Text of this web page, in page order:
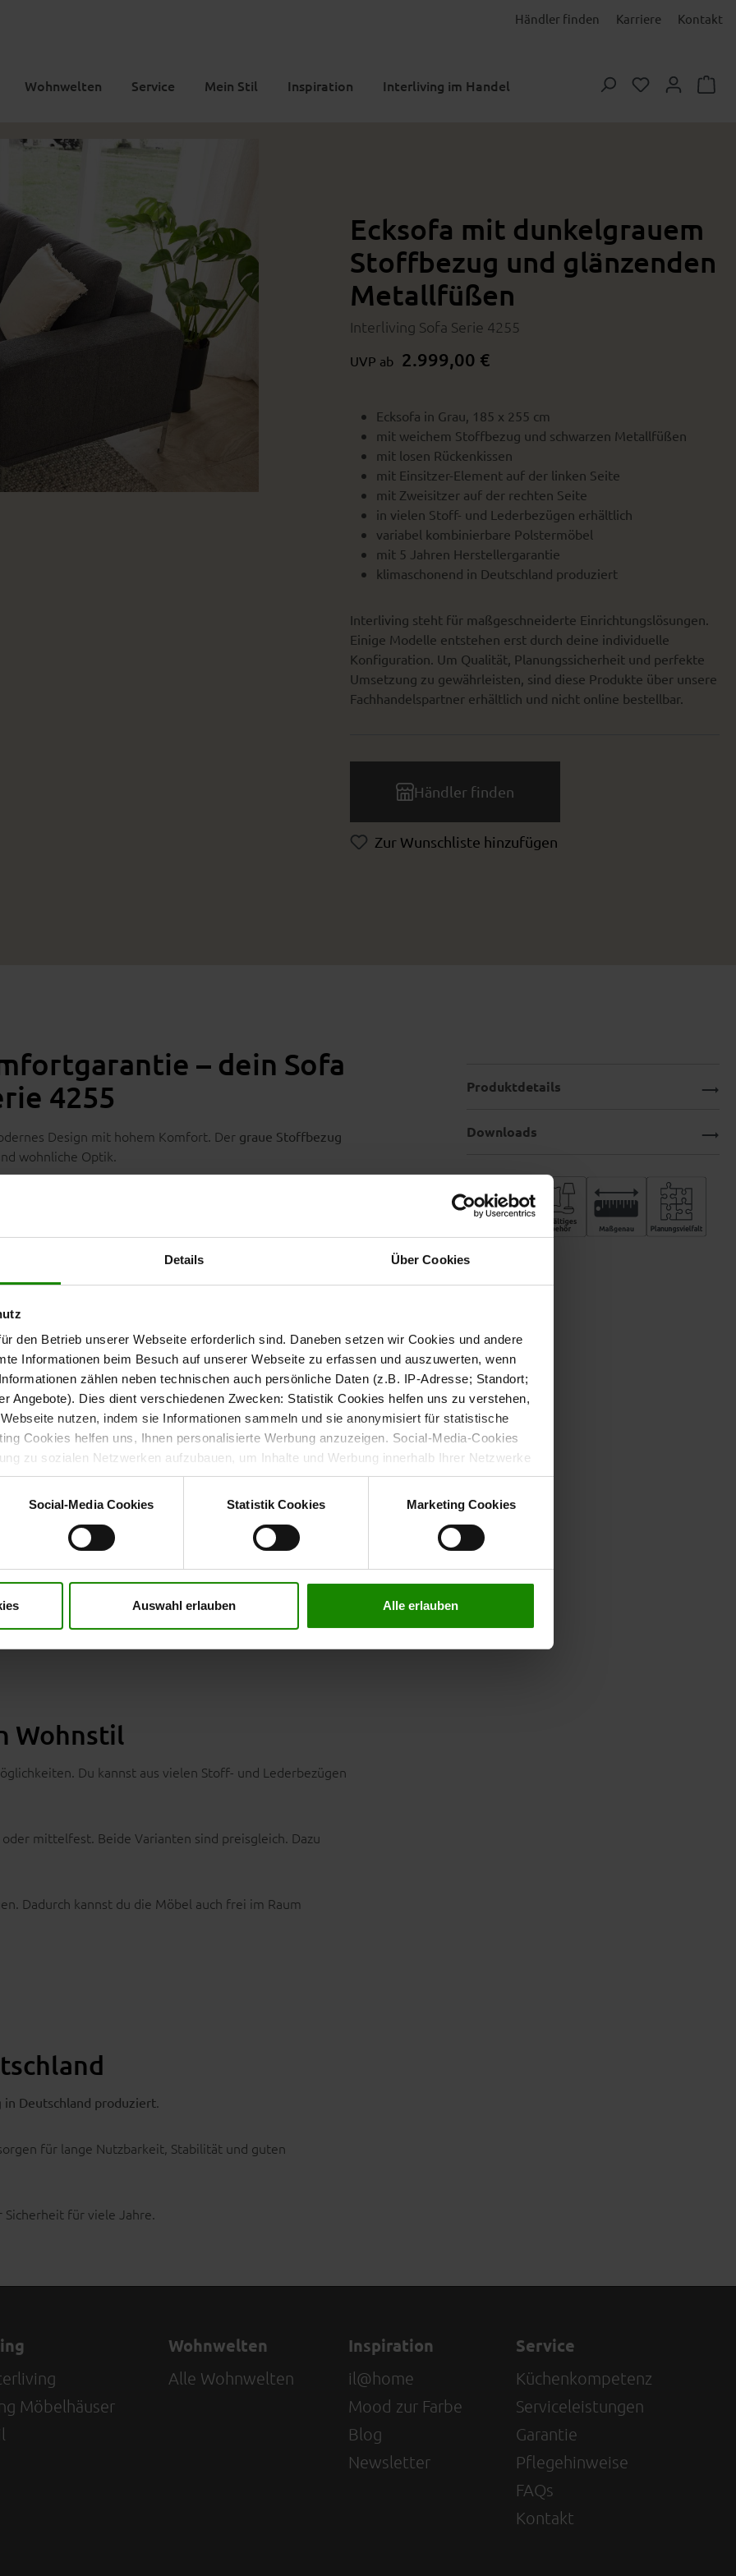
Details Über Cookies
den Betrieb unserer Webseite erforderlich sind. Daneben setzen wir Cookies und andere
Informationen beim Besuch auf unserer Webseite zu erfassen und auszuwerten, wenn
zählen neben technischen auch persönliche Daten (z.B. IP-Adresse; Standort;
Angebote). Dies dient verschiedenen Zwecken: Statistik Cookies helfen uns zu verstehen,
nutzen, indem sie Informationen sammeln und sie anonymisiert für statistische
Cookies helfen uns, Ihnen personalisierte Werbung anzuzeigen. Social-Media-Cookies
zu sozialen Netzwerken aufzubauen, um Inhalte und Werbung innerhalb Ihrer Netzwerke
welche Kategorien sie neben den notwendigen Cookies zulassen möchten.
Sie nur notwendige Cookies zulassen wollen, oder auf „ Einverstanden
“, wenn Sie mit
Wirkung für die Zukunft widerrufen. Für weitere Informationen lesen Sie bitte unsere
Social-Media Cookies Statistik Cookies Marketing Cookies
Auswahl erlauben Alle erlauben
Händler finden Karriere Kontakt
Wohnwelten Service Mein Stil Inspiration Interliving im Handel Du hast 0
Ecksofa mit dunkelgrauem
Stoffbezug und glänzenden
Metallfüßen
Interliving Sofa Serie 4255
UVP ab 2.999,00 €
Ecksofa in Grau, 185 x 255 cm
mit weichem Stoffbezug und schwarzen Metallfüßen
mit losen Rückenkissen
mit Einsitzer-Element auf der linken Seite
mit Zweisitzer auf der rechten Seite
in vielen Stoff- und Lederbezügen erhältlich
variabel kombinierbare Polstermöbel
mit 5 Jahren Herstellergarantie
klimaschonend in Deutschland produziert
Interliving steht für maßgeschneiderte Einrichtungslösungen.
Einige Modelle entstehen erst durch deine individuelle
Konfiguration. Um Qualität, Planungssicherheit und perfekte
Umsetzung zu gewährleisten, sind diese Produkte über unsere
Fachhandelspartner erhältlich und nicht online bestellbar.
Händler finden
Zur Wunschliste hinzufügen
– dein Sofa
4255
Design mit hohem Komfort. Der graue Stoffbezug
wohnliche Optik.
Armlehne linksund einemZweisitzer mit Armlehne
rechts). Dadurch bietet das Sofa viel Platz für gemütliche
So sitzt du bequem beim Lesen, Fernsehen oder
sorgt für ein weiches und zugleich stabiles
zum Entspannen und Verweilen ein.
Wohnstil
Du kannst aus vielen Stoff- und Lederbezügen
mittelfest. Beide Varianten sind preisgleich. Dazu
Dadurch kannst du die Möbel auch frei im Raum
in Deutschland produziert.
für lange Nutzbarkeit, Stabilität und guten
Sicherheit für viele Jahre.
Produktdetails
Downloads
Möbelhäuser
Wohnwelten
Alle Wohnwelten
Inspiration
il@home
Mood zur Farbe
Blog
Newsletter
Service
Küchenkompetenz
Serviceleistungen
Garantie
Pflegehinweise
FAQs
Kontakt